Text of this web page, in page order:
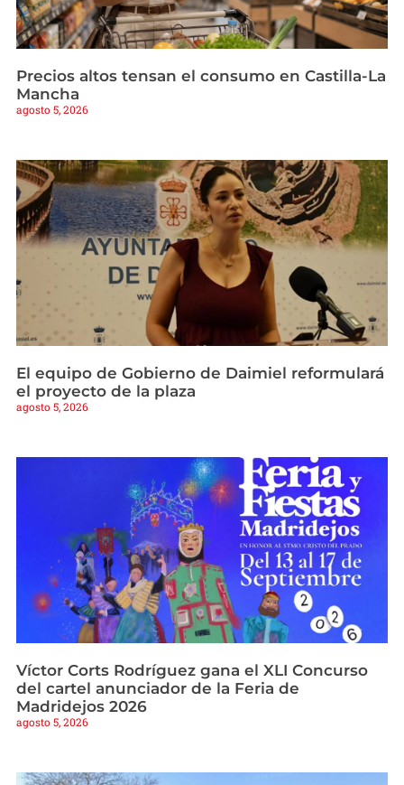
Precios altos tensan el consumo en Castilla-La
Mancha
agosto 5, 2026
El equipo de Gobierno de Daimiel reformulará
el proyecto de la plaza
agosto 5, 2026
Víctor Corts Rodríguez gana el XLI Concurso
del cartel anunciador de la Feria de
Madridejos 2026
agosto 5, 2026